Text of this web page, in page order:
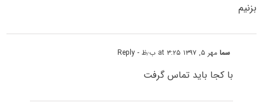
بزنیم
سمامهر ۵, ۱۳۹۷ at ۳:۲۵ ب٫ظ - Reply
با کجا باید تماس گرفت